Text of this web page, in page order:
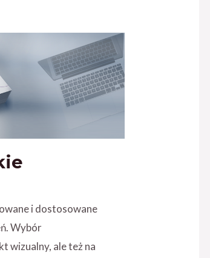
i dostosowane
Wybór
wizualny, ale też na